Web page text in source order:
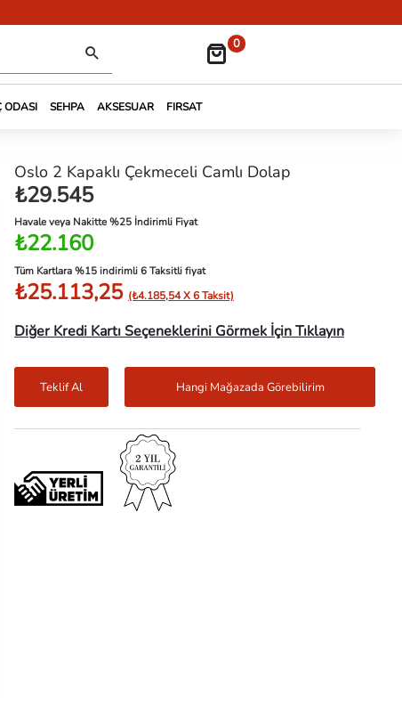
0
ODASI SEHPA AKSESUAR FIRSAT
Oslo 2 Kapaklı Çekmeceli Camlı Dolap
₺29.545
Havale veya Nakitte %25 İndirimli Fiyat
₺22.160
Tüm Kartlara %15 indirimli 6 Taksitli fiyat
₺25.113,25 (₺4.185,54 X 6 Taksit)
Diğer Kredi Kartı Seçeneklerini Görmek İçin Tıklayın
Teklif Al Hangi Mağazada Görebilirim